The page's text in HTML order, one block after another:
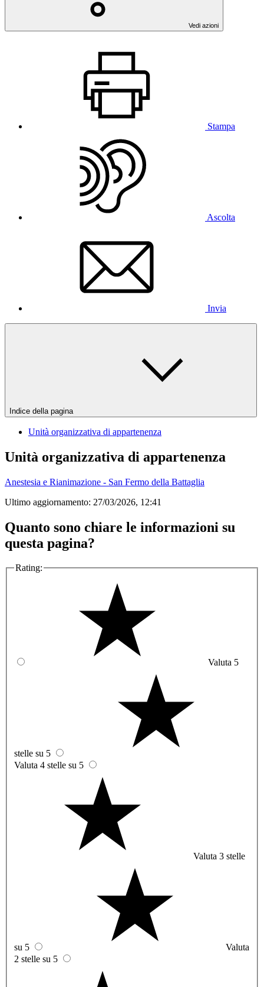
Vedi azioni
Stampa
Ascolta
Invia
Indice della pagina
Unità organizzativa di appartenenza
Unità organizzativa di appartenenza
Anestesia e Rianimazione - San Fermo della Battaglia
Ultimo aggiornamento: 27/03/2026, 12:41
Quanto sono chiare le informazioni su
questa pagina?
Rating:
Valuta 5
stelle su 5
Valuta 4 stelle su 5
Valuta 3 stelle
su 5
Valuta
2 stelle su 5